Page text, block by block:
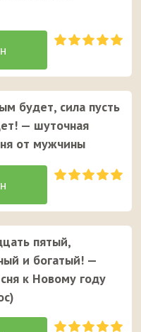
будет, сила пусть
— шуточная
от мужчины
пятый,
и богатый! —
к Новому году